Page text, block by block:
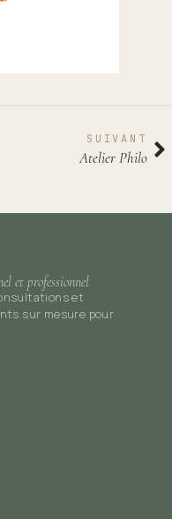
SUIVANT
Atelier Philo
et professionnel
et
sur mesure pour